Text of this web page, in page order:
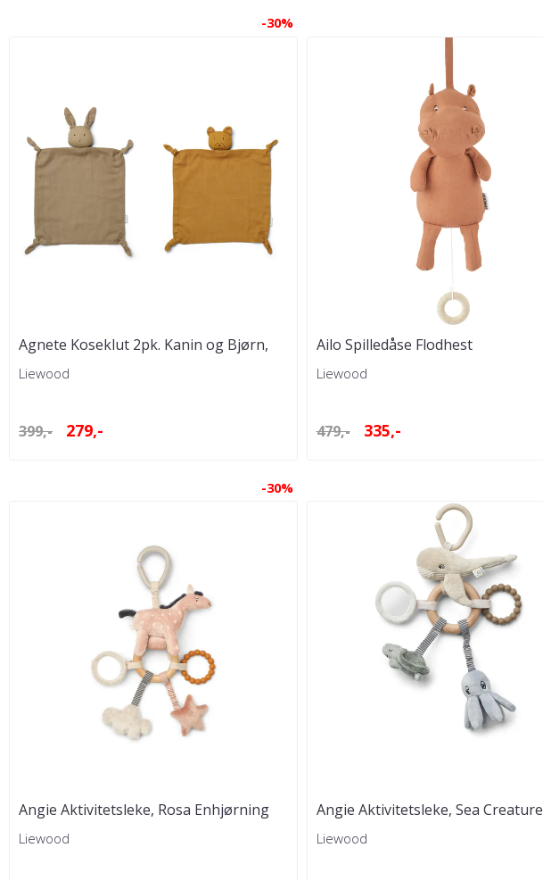
-30%
Agnete Koseklut 2pk. Kanin og Bjørn,
Oat/Golden ...
Liewood
399,- 279,-
Ailo Spilledåse Flodhest
Liewood
479,- 335,-
-30%
Angie Aktivitetsleke, Rosa Enhjørning
Liewood
Angie Aktivitetsleke, Sea Creature
Liewood